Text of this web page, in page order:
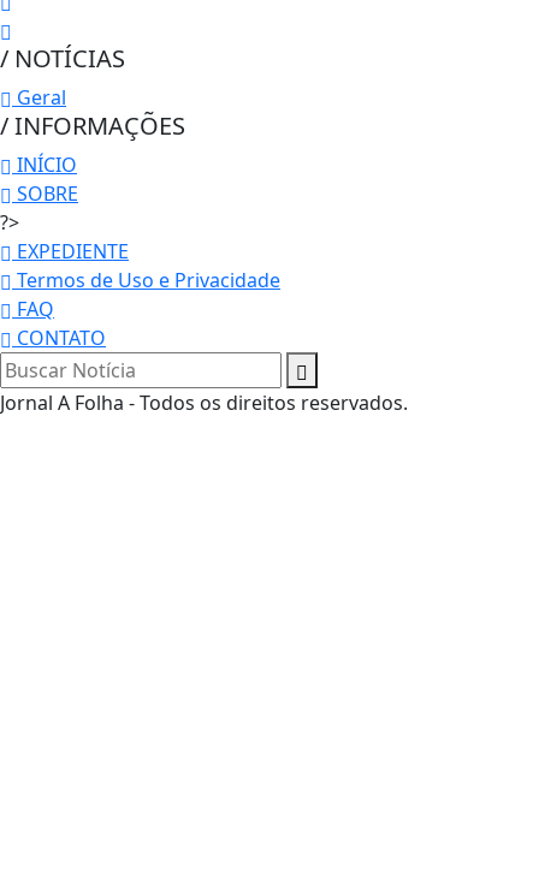
/ NOTÍCIAS
Geral
/ INFORMAÇÕES
INÍCIO
SOBRE
?>
EXPEDIENTE
Termos de Uso e Privacidade
FAQ
CONTATO
Jornal A Folha - Todos os direitos reservados.